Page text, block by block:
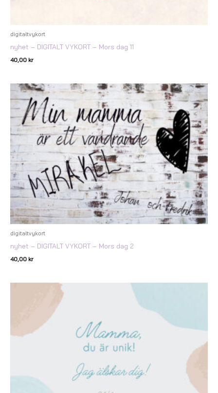
digitaltvykort
nyhet – DIGITALT VYKORT – Mors dag 11
40,00 kr
digitaltvykort
nyhet – DIGITALT VYKORT – Mors dag 2
40,00 kr